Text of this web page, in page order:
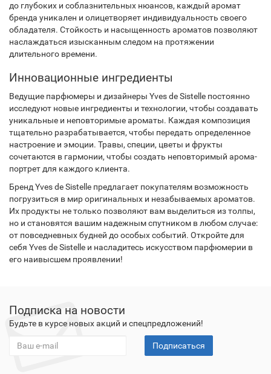
до глубоких и соблазнительных нюансов, каждый аромат
бренда уникален и олицетворяет индивидуальность своего
обладателя. Стойкость и насыщенность ароматов позволяют
наслаждаться изысканным следом на протяжении
длительного времени.
Инновационные ингредиенты
Ведущие парфюмеры и дизайнеры Yves de Sistelle постоянно
исследуют новые ингредиенты и технологии, чтобы создавать
уникальные и неповторимые ароматы. Каждая композиция
тщательно разрабатывается, чтобы передать определенное
настроение и эмоции. Травы, специи, цветы и фрукты
сочетаются в гармонии, чтобы создать неповторимый арома-
портрет для каждого клиента.
Бренд Yves de Sistelle предлагает покупателям возможность
погрузиться в мир оригинальных и незабываемых ароматов.
Их продукты не только позволяют вам выделиться из толпы,
но и становятся вашим надежным спутником в любом случае:
от повседневных будней до особых событий. Откройте для
себя Yves de Sistelle и насладитесь искусством парфюмерии в
его наивысшем проявлении!
Подписка на новости
Будьте в курсе новых акций и спецпредложений!
Подписаться